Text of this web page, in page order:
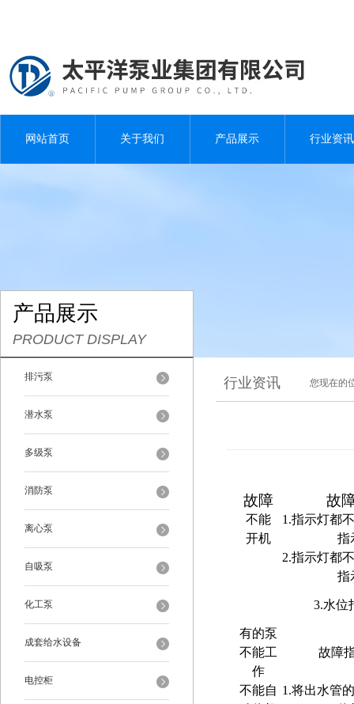
网站首页 关于我们 产品展示 行业资讯
产品展示
PRODUCT DISPLAY
排污泵
潜水泵
多级泵
消防泵
离心泵
自吸泵
化工泵
成套给水设备
电控柜
行业资讯 您现在的
故障 故
不能
开机
1.指示灯都
指
2.指示灯都
指
3.水位
有的泵
不能工
作
故障
不能自 1.将出水管